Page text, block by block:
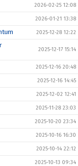
2026-02-25 12:08
2026-01-21 13:38
2025-12-28 12:22
2025-12-17 15:14
2025-12-16 20:48
2025-12-16 14:45
2025-12-02 12:41
2025-11-28 23:03
2025-10-20 23:34
2025-10-16 16:30
2025-10-14 22:12
2025-10-13 09:34